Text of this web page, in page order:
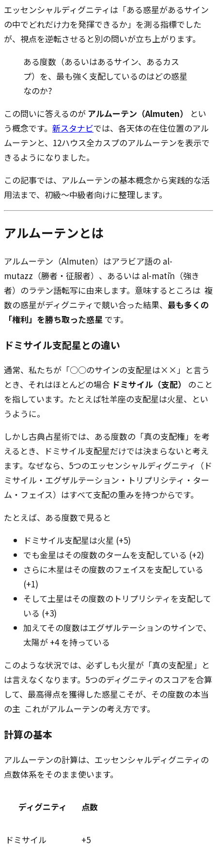
エッセンシャルディグニティは「ある惑星があるサイン
の中でどれだけ力を発揮できるか」を測る指標でした
が、視点を逆転させると別の問いが立ち上がります。
ある度数（あるいはあるサイン、あるカス
プ）を、最も強く支配しているのはどの惑星
なのか?
この問いに答えるのが アルムーテン（Almuten）
とい
う概念です。 新スタナビでは、各天体の在住位置のアル
ムーテンと、12ハウス全カスプのアルムーテンを表示で
きるようになりました。
この記事では、アルムーテンの基本概念から実践的な活
用法まで、初級〜中級者向けに整理します。
アルムーテンとは
アルムーテン（Almuten）はアラビア語の al-
mutazz（勝者・征服者）、あるいは al-matīn（強き
者）のラテン語転写に由来します。意味するところは ―― 複
数の惑星がディグニティで競い合った結果、 最も多くの
「権利」を勝ち取った惑星 です。
ドミサイル支配星との違い
通常、私たちが「○○のサインの支配星は××」と言う
とき、それはほとんどの場合 ドミサイル（支配）
のこと
を指しています。たとえば牡羊座の支配星は火星、とい
うように。
しかし古典占星術では、ある度数の「真の支配権」を考
えるとき、ドミサイル支配星だけでは決まらないと考え
ます。なぜなら、5つのエッセンシャルディグニティ（ド
ミサイル・エグザルテーション・トリプリシティ・ター
ム・フェイス）はすべて支配の重みを持つからです。
たとえば、ある度数で見ると ――
ドミサイル支配星は火星 (+5)
でも金星はその度数のタームを支配している (+2)
さらに木星はその度数のフェイスを支配している
(+1)
そして土星はその度数のトリプリシティを支配して
いる (+3)
加えてその度数はエグザルテーションのサインで、
太陽が +4 を持っている
このような状況では、必ずしも火星が「真の支配星」と
は言えなくなります。5つのディグニティのスコアを合算
して、最高得点を獲得した惑星こそが、その度数の本当
の主 ―― これがアルムーテンの考え方です。
計算の基本
アルムーテンの計算は、エッセンシャルディグニティの
点数体系をそのまま使います。
ディグニティ 点数
ドミサイル +5